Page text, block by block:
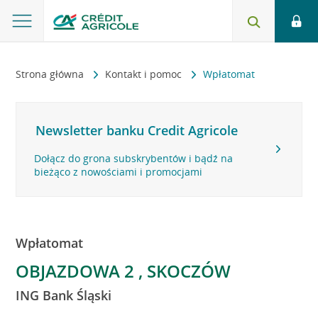
Strona główna Kontakt i pomoc Wpłatomat
Newsletter banku Credit Agricole
Dołącz do grona subskrybentów i bądź na
bieżąco z nowościami i promocjami
Wpłatomat
OBJAZDOWA 2 , SKOCZÓW
ING Bank Śląski